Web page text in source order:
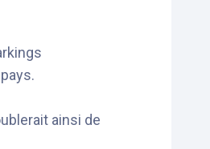
ainsi de